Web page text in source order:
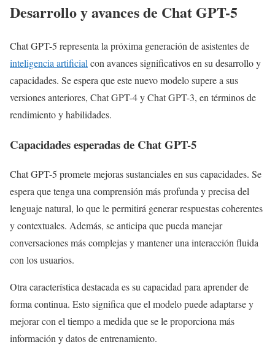
Desarrollo y avances de Chat GPT-5
Chat GPT-5 representa la próxima generación de asistentes de
inteligencia artificial con avances significativos en su desarrollo y
capacidades. Se espera que este nuevo modelo supere a sus
versiones anteriores, Chat GPT-4 y Chat GPT-3, en términos de
rendimiento y habilidades.
Capacidades esperadas de Chat GPT-5
Chat GPT-5 promete mejoras sustanciales en sus capacidades. Se
espera que tenga una comprensión más profunda y precisa del
lenguaje natural, lo que le permitirá generar respuestas coherentes
y contextuales. Además, se anticipa que pueda manejar
conversaciones más complejas y mantener una interacción fluida
con los usuarios.
Otra característica destacada es su capacidad para aprender de
forma continua. Esto significa que el modelo puede adaptarse y
mejorar con el tiempo a medida que se le proporciona más
información y datos de entrenamiento.